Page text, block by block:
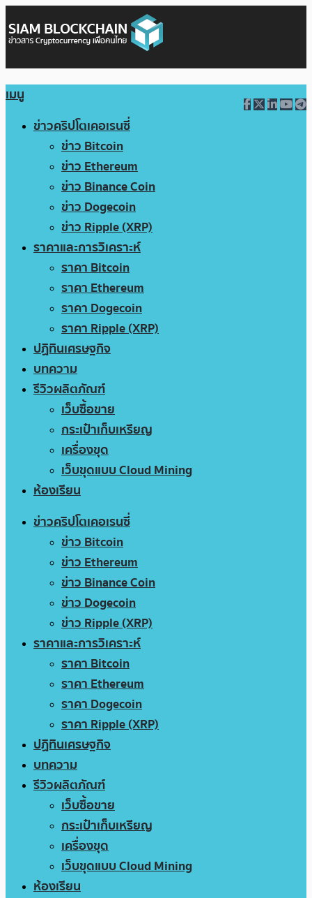
เมนู
ข่าวคริปโตเคอเรนซี่
ข่าว Bitcoin
ข่าว Ethereum
ข่าว Binance Coin
ข่าว Dogecoin
ข่าว Ripple (XRP)
ราคาและการวิเคราะห์
ราคา Bitcoin
ราคา Ethereum
ราคา Dogecoin
ราคา Ripple (XRP)
ปฏิทินเศรษฐกิจ
บทความ
รีวิวผลิตภัณฑ์
เว็บซื้อขาย
กระเป๋าเก็บเหรียญ
เครื่องขุด
เว็บขุดแบบ Cloud Mining
ห้องเรียน
ข่าวคริปโตเคอเรนซี่
ข่าว Bitcoin
ข่าว Ethereum
ข่าว Binance Coin
ข่าว Dogecoin
ข่าว Ripple (XRP)
ราคาและการวิเคราะห์
ราคา Bitcoin
ราคา Ethereum
ราคา Dogecoin
ราคา Ripple (XRP)
ปฏิทินเศรษฐกิจ
บทความ
รีวิวผลิตภัณฑ์
เว็บซื้อขาย
กระเป๋าเก็บเหรียญ
เครื่องขุด
เว็บขุดแบบ Cloud Mining
ห้องเรียน